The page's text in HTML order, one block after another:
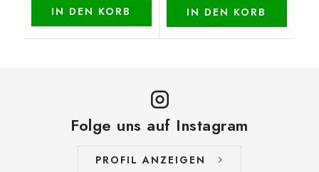
IN DEN KORB IN DEN KORB
Folge uns auf Instagram
PROFIL ANZEIGEN